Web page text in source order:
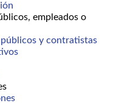
empleados o
y contratistas